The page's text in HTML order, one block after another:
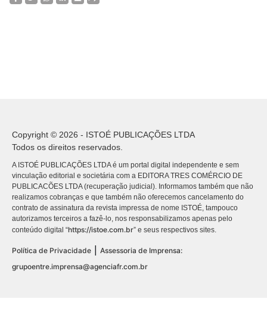
Copyright © 2026 - ISTOÉ PUBLICAÇÕES LTDA
Todos os direitos reservados.
A ISTOÉ PUBLICAÇÕES LTDA é um portal digital independente e sem
vinculação editorial e societária com a EDITORA TRES COMÉRCIO DE
PUBLICACÕES LTDA (recuperação judicial). Informamos também que não
realizamos cobranças e que também não oferecemos cancelamento do
contrato de assinatura da revista impressa de nome ISTOÉ, tampouco
autorizamos terceiros a fazê-lo, nos responsabilizamos apenas pelo
conteúdo digital “https://istoe.com.br” e seus respectivos sites.
Política de Privacidade
Assessoria de Imprensa:
grupoentre.imprensa@agenciafr.com.br